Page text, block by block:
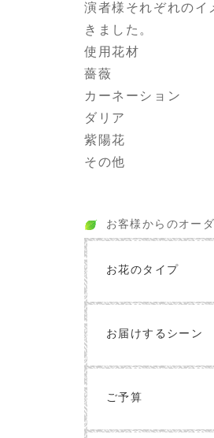
演者様それぞれのイ
きました。
使用花材
薔薇
カーネーション
ダリア
紫陽花
その他
お客様からのオー
お花のタイプ
お届けするシーン
ご予算